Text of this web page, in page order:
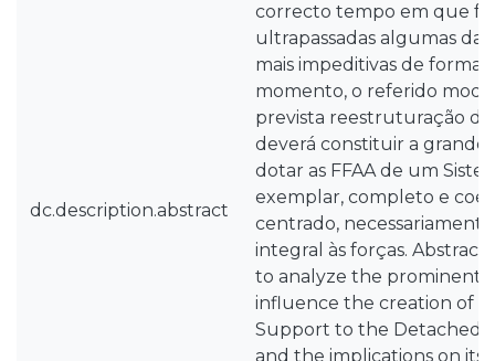
dc.description.abstract
correcto tempo em que
ultrapassadas algumas
mais impeditivas de
momento, o referido
prevista reestruturação
deverá constituir a
dotar as FFAA de um
exemplar, completo e
centrado,
integral às forças.
to analyze the prominent
influence the creation of a
Support to the Detached
and the implications on its